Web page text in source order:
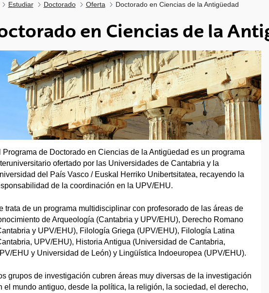
Estudiar Doctorado Oferta Doctorado en Ciencias de la Antigüedad
en Ciencias de la
Programa de Doctorado en Ciencias de la Antigüedad es un programa
ofertado por las Universidades de Cantabria y la
del País Vasco / Euskal Herriko Unibertsitatea, recayendo la
de la coordinación en la UPV/EHU.
trata de un programa multidisciplinar con profesorado de las áreas de
de Arqueología (Cantabria y UPV/EHU), Derecho Romano
y UPV/EHU), Filología Griega (UPV/EHU), Filología Latina
UPV/EHU), Historia Antigua (Universidad de Cantabria,
EHU y Universidad de León) y Lingüística Indoeuropea (UPV/EHU).
grupos de investigación cubren áreas muy diversas de la investigación
el mundo antiguo, desde la política, la religión, la sociedad, el derecho,